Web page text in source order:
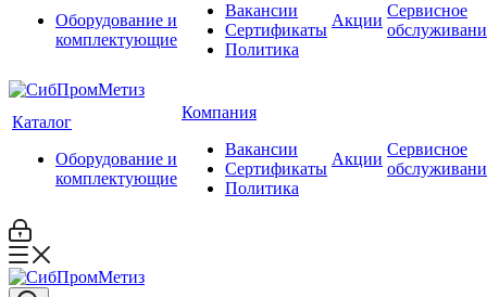
Оборудование и
комплектующие
Вакансии
Сертификаты
Политика
Акции
Сервисное
Каталог
Оборудование и
комплектующие
Компания
Вакансии
Сертификаты
Политика
Акции
Сервисное